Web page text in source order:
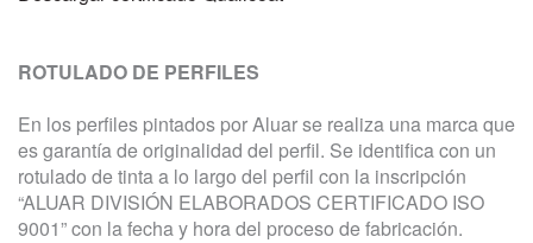
ROTULADO DE PERFILES
En los perfiles pintados por Aluar se realiza una marca que
es garantía de originalidad del perfil. Se identifica con un
rotulado de tinta a lo largo del perfil con la inscripción
“ALUAR DIVISIÓN ELABORADOS CERTIFICADO ISO
9001” con la fecha y hora del proceso de fabricación.